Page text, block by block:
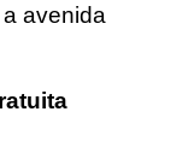
avenida